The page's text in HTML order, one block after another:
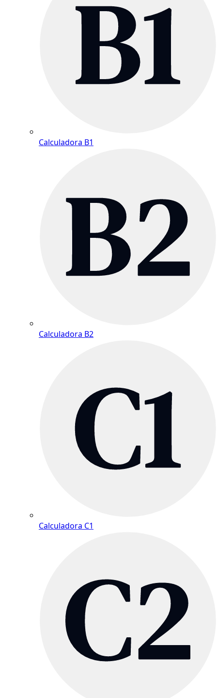
Calculadora B1
Calculadora B2
Calculadora C1